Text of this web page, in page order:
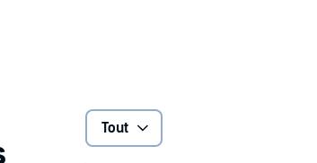
avec moi ?
nouvelle comédie signée Dagotoooor !
Tout